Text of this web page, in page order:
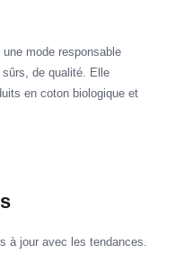
une mode responsable
de qualité. Elle
en coton biologique et
à jour avec les tendances.